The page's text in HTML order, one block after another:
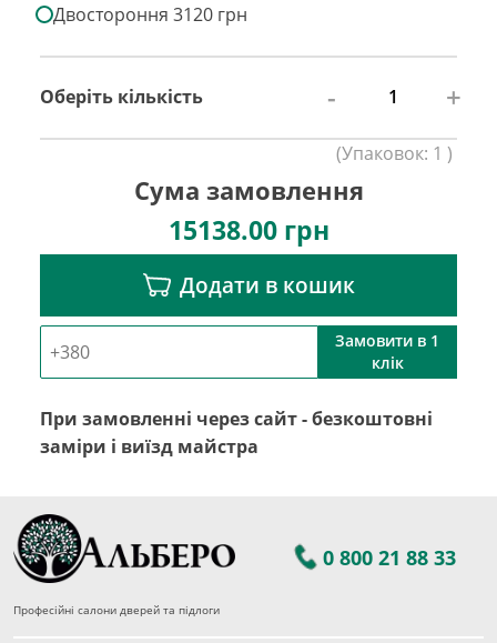
Двостороння 3120 грн
Оберіть кількість - +
(Упаковок: 1 )
Сума замовлення
15138.00грн
Додати в кошик
Замовити в 1
клік
При замовленні через сайт - безкоштовні
заміри і виїзд майстра
0 800 21 88 33
Професійні салони дверей та підлоги